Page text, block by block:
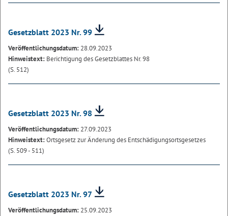
Gesetzblatt 2023 Nr. 99
Veröffentlichungsdatum: 28.09.2023
Hinweistext: Berichtigung des Gesetzblattes Nr. 98
(S. 512)
Gesetzblatt 2023 Nr. 98
Veröffentlichungsdatum: 27.09.2023
Hinweistext:Ortsgesetz zur Änderung des Entschädigungsortsgesetzes
(S. 509 - 511)
Gesetzblatt 2023 Nr. 97
Veröffentlichungsdatum: 25.09.2023